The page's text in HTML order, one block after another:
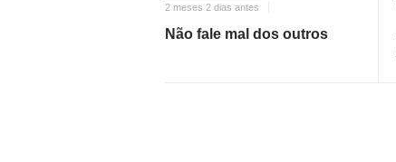
2 meses 2 dias antes
Não fale mal dos outros